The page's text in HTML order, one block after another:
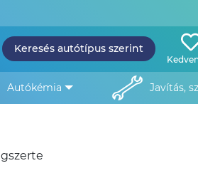
Keresés autótípus szerint
autókémia javítás,